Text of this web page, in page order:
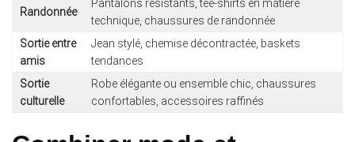
Randonnée
Pantalons résistants, tee-shirts en matière
technique, chaussures de randonnée
Sortie entre
amis
Jean stylé, chemise décontractée, baskets
tendances
Sortie
culturelle
Robe élégante ou ensemble chic, chaussures
confortables, accessoires raffinés